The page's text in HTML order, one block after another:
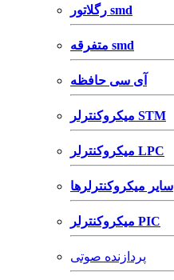
رگلاتور smd
متفرقه smd
آی سی حافظه
میکروکنترلر STM
میکروکنترلر LPC
سایر میکروکنترلرها
میکروکنترلر PIC
پردازنده صوتی